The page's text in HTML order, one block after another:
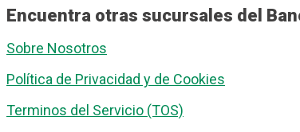
Encuentra otras sucursales del
Sobre Nosotros
Política de Privacidad y de Cookies
Terminos del Servicio (TOS)